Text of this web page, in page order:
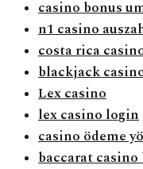
casino bonus
n1 casino
costa rica
blackjack
Lex casino
lex casino login
casino ödeme
baccarat casino